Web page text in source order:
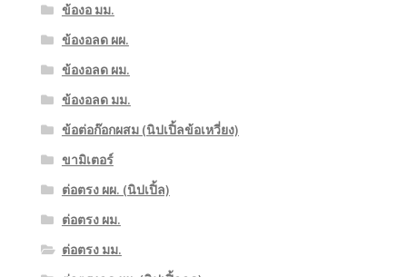
ข้องอ มม.
ข้องอลด ผผ.
ข้องอลด ผม.
ข้องอลด มม.
ข้อต่อก๊อกผสม (นิปเปิ้ลข้อเหวี่ยง)
ขามิเตอร์
ต่อตรง ผผ. (นิปเปิ้ล)
ต่อตรง ผม.
ต่อตรง มม.